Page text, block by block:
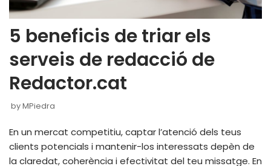
5 beneficis de triar els
serveis de redacció de
Redactor.cat
byMPiedra
En un mercat competitiu, captar l’atenció dels teus
clients potencials i mantenir-los interessats depèn de
la claredat, coherència i efectivitat del teu missatge. En